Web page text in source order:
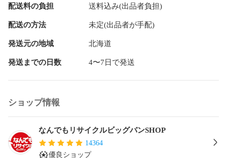
使用された痕跡が見受けられない状態の為
未使用品として出品致します。
上記の理由から動作の確認は行っておりません。
こちらの商品は店頭との併売となりますので、
また、以下の点にご注意の上でご購入をお願い致します。
また写真には写りきらない傷や汚れがある場合がございま
す。
※専門的な視点からの確認ではございませんので、
確認事項の不足がある場合がございます。
何卒ご容赦頂きますようお願い申し上げます。
■状態等は画像をご確認・ご参照下さい。
配送料の負担 送料込み(出品者負担)
配送の方法 未定(出品者が手配)
発送元の地域 北海道
発送までの日数 4〜7日で発送
ショップ情報
なんでもリサイクルビッグバンSHOP
14364
優良ショップ